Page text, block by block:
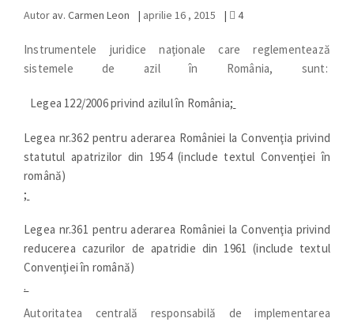
Autor av. Carmen Leon | aprilie 16 , 2015 | 4
Instrumentele juridice naţionale care reglementează
sistemele de azil în România, sunt:
Legea 122/2006 privind azilul în România;
Legea nr.362 pentru aderarea României la Convenţia privind
statutul apatrizilor din 1954 (include textul Convenţiei în
română)
;
Legea nr.361 pentru aderarea României la Convenţia privind
reducerea cazurilor de apatridie din 1961 (include textul
Convenţiei în română)
.
Autoritatea centrală responsabilă de implementarea